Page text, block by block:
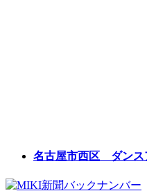
名古屋市西区 ダン